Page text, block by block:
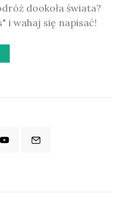
dookoła świata?
i wahaj się napisać!